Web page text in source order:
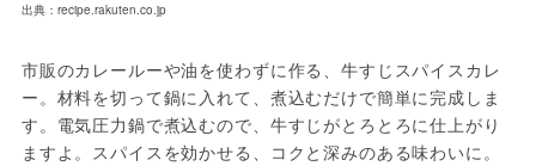
出典：recipe.rakuten.co.jp
市販のカレールーや油を使わずに作る、牛すじスパイスカレ
ー。材料を切って鍋に入れて、煮込むだけで簡単に完成しま
す。電気圧力鍋で煮込むので、牛すじがとろとろに仕上がり
ますよ。スパイスを効かせる、コクと深みのある味わいに。